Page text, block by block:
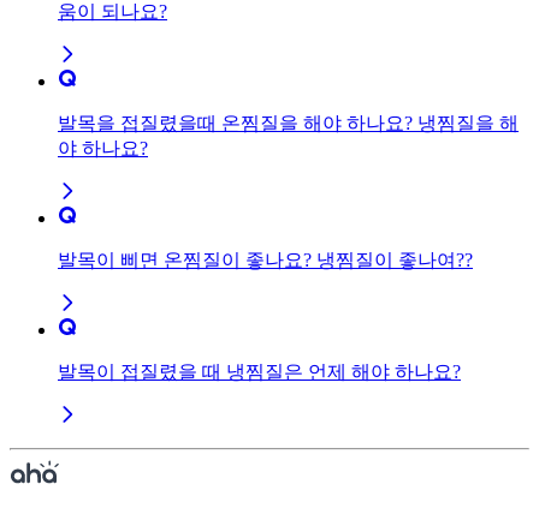
움이 되나요?
발목을 접질렸을때 온찜질을 해야 하나요? 냉찜질을 해
야 하나요?
발목이 삐면 온찜질이 좋나요? 냉찜질이 좋나여??
발목이 접질렸을 때 냉찜질은 언제 해야 하나요?